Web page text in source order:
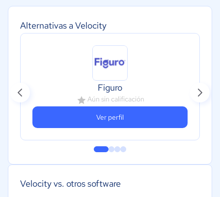
Alternativas a Velocity
Figuro
Aún sin calificación
Ver perfil
Velocity vs. otros software